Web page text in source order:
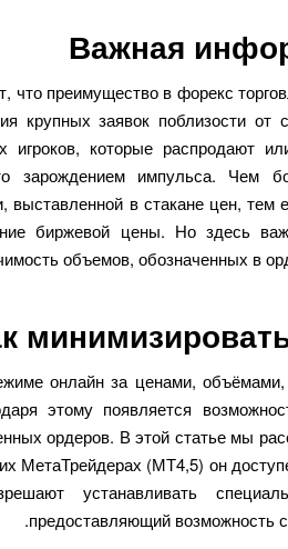
Важная
что преимущество в форекс
крупных заявок поблизости от
игроков, которые распродают
зарождением импульса. Чем
выставленной в стакане цен, тем
биржевой цены. Но здесь
объемов, обозначенных в
онлайн за ценами,
этому появляется
ордеров. В этой статье мы
МетаТрейдерах (МТ4,5) он
устанавливать
предоставляющий возможность